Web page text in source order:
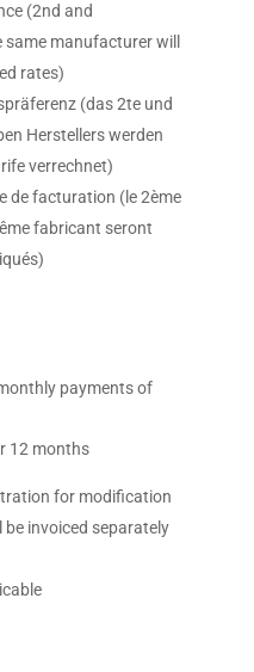
(2nd and
manufacturer will
rates)
(das 2te und
Herstellers werden
verrechnet)
de facturation (le 2ème
fabricant seront
payments of
12 months
for modification
invoiced separately